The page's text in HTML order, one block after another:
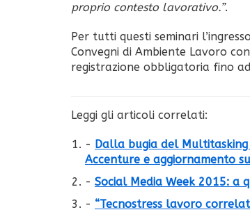
proprio contesto lavorativo.”.
Per tutti questi seminari
Convegni di Ambiente Lavoro
registrazione obbligatoria fino
Leggi gli articoli correlati:
- Dalla bugia del
Accenture e aggiornamento
- Social Media Week 2015: a
- “Tecnostress lavoro